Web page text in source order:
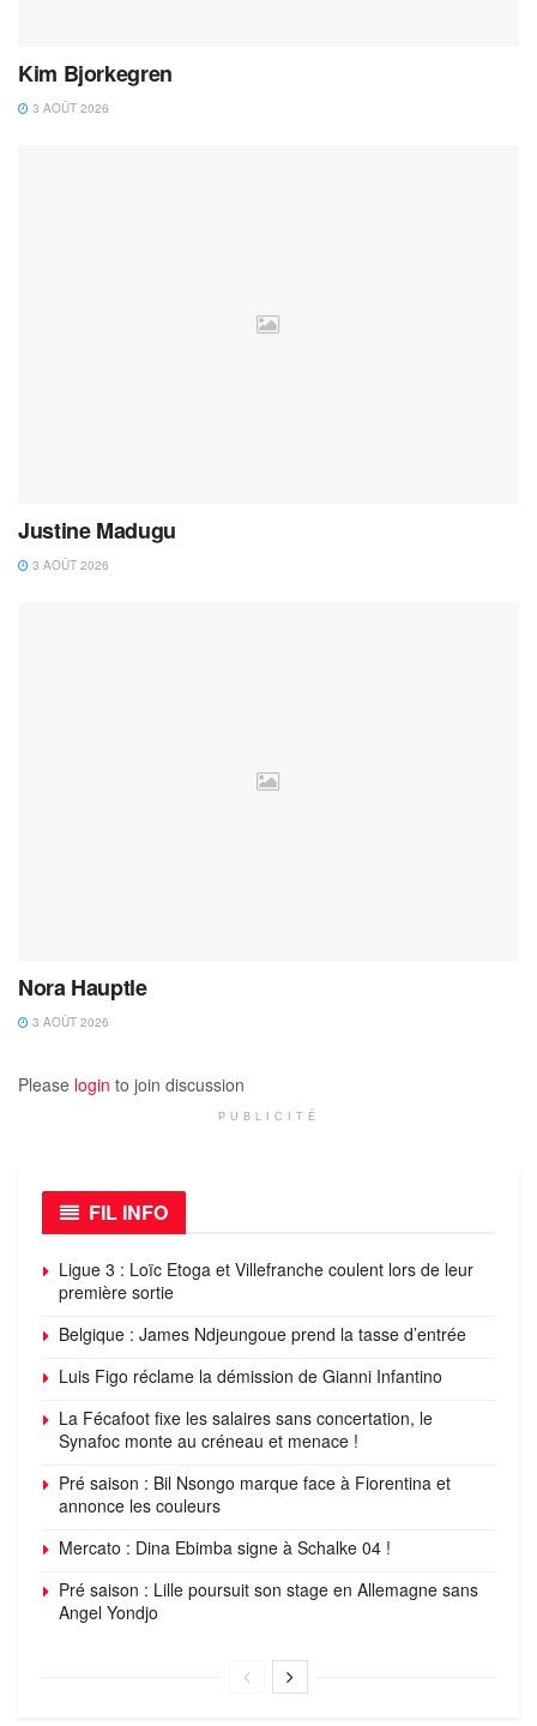
Kim Bjorkegren
3 AOÛT 2026
Justine Madugu
3 AOÛT 2026
Nora Hauptle
3 AOÛT 2026
Please login to join discussion
PUBLICITÉ
FIL INFO
Ligue 3 : Loïc Etoga et Villefranche coulent lors de leur
première sortie
Belgique : James Ndjeungoue prend la tasse d’entrée
Luis Figo réclame la démission de Gianni Infantino
La Fécafoot fixe les salaires sans concertation, le
Synafoc monte au créneau et menace !
Pré saison : Bil Nsongo marque face à Fiorentina et
annonce les couleurs
Mercato : Dina Ebimba signe à Schalke 04 !
Pré saison : Lille poursuit son stage en Allemagne sans
Angel Yondjo